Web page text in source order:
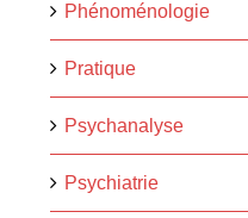
Phénoménologie
Pratique
Psychanalyse
Psychiatrie